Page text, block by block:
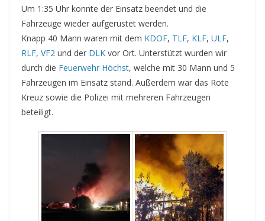
Um 1:35 Uhr konnte der Einsatz beendet und die
Fahrzeuge wieder aufgerüstet werden.
Knapp 40 Mann waren mit dem KDOF, TLF, KLF, ULF,
RLF, VF2 und der DLK vor Ort. Unterstützt wurden wir
durch die Feuerwehr Höchst, welche mit 30 Mann und 5
Fahrzeugen im Einsatz stand. Außerdem war das Rote
Kreuz sowie die Polizei mit mehreren Fahrzeugen
beteiligt.